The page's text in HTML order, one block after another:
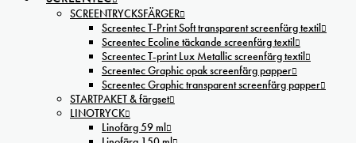
SCREENTRYCKSFÄRGER
Screentec T-Print Soft transparent screenfärg textil
Screentec Ecoline täckande screenfärg textil
Screentec T-print Lux Metallic screenfärg textil
Screentec Graphic opak screenfärg papper
Screentec Graphic transparent screenfärg papper
STARTPAKET & färgset
LINOTRYCK
Linofärg 59 ml